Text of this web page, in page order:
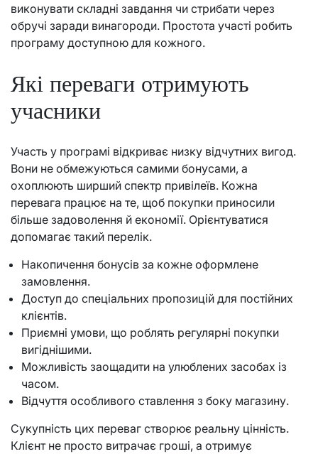
виконувати складні завдання чи стрибати через
обручі заради винагороди. Простота участі робить
програму доступною для кожного.
Які переваги отримують
учасники
Участь у програмі відкриває низку відчутних вигод.
Вони не обмежуються самими бонусами, а
охоплюють ширший спектр привілеїв. Кожна
перевага працює на те, щоб покупки приносили
більше задоволення й економії. Орієнтуватися
допомагає такий перелік.
Накопичення бонусів за кожне оформлене
замовлення.
Доступ до спеціальних пропозицій для постійних
клієнтів.
Приємні умови, що роблять регулярні покупки
вигіднішими.
Можливість заощадити на улюблених засобах із
часом.
Відчуття особливого ставлення з боку магазину.
Сукупність цих переваг створює реальну цінність.
Клієнт не просто витрачає гроші, а отримує